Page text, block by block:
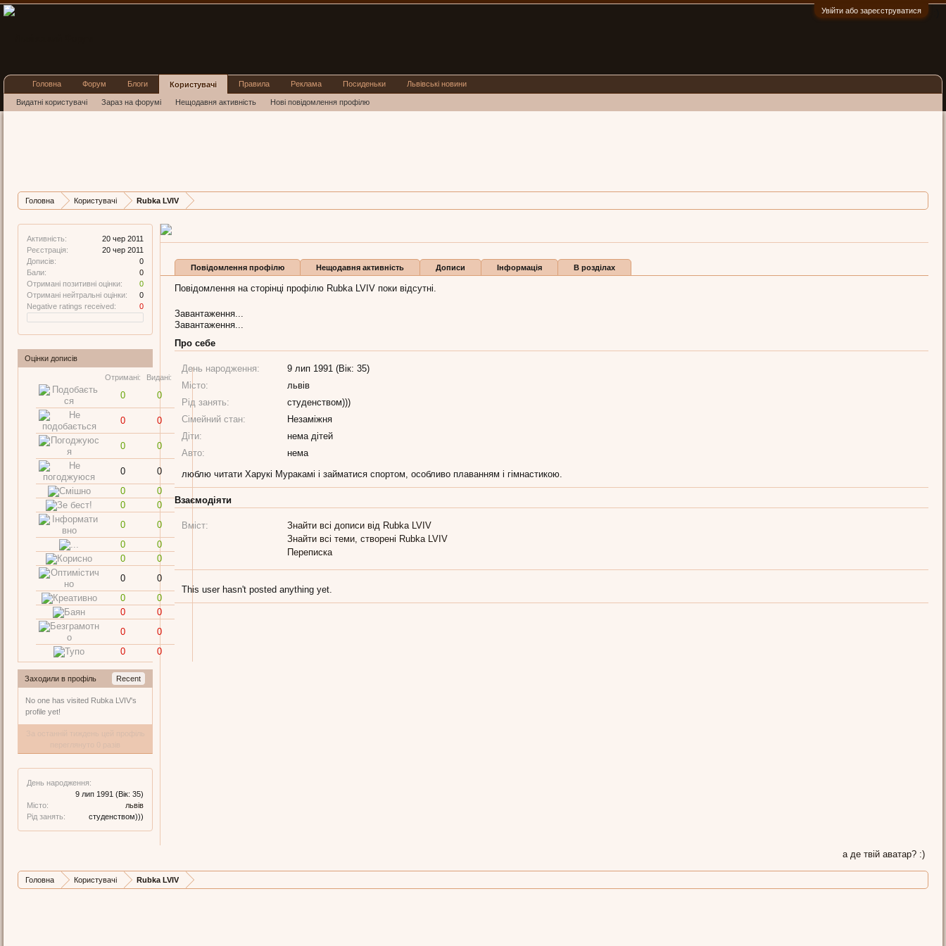
Увійти або зареєструватися
Головна Користувачі Rubka LVIV
Активність:
20 чер 2011
Реєстрація:
20 чер 2011
Дописів:
0
Бали:
0
Отримані позитивні оцінки:
0
Отримані нейтральні оцінки:
0
Negative ratings received:
0
Оцінки дописів
Отримані: Видані:
0 0
0 0
0 0
0
0
0
0
0
0
0
0
0
0
0
0
0
0
0
0
0
0
0
0
0
0
Заходили в профіль Recent
No one has visited Rubka LVIV's
profile yet!
День народження:
9 лип 1991 (Вік: 35)
Місто:
львів
Рід занять:
студенством)))
Дописів
Карма Бали
Повідомлення профілю Нещодавня активність Дописи Інформація В розділах
Повідомлення на сторінці профілю Rubka LVIV поки відсутні.
Завантаження...
Завантаження...
Про себе
День народження:
9 лип 1991 (Вік: 35)
Місто:
львів
Рід занять:
студенством)))
Сімейний стан:
Незаміжня
Діти:
нема дітей
Авто:
нема
люблю читати Харукі Муракамі і займатися спортом, особливо плаванням і гімнастикою.
Взаємодіяти
Вміст:
Знайти всі дописи від Rubka LVIV
Знайти всі теми, створені Rubka LVIV
Переписка
This user hasn't posted anything yet.
а де твій аватар? :)
Головна Користувачі Rubka LVIV
Головна Форум Блоги Користувачі
Видатні користувачі Зараз на форумі Нещодавня активність Нові повідомлення профілю
Правила Реклама Посиденьки Львівські новини